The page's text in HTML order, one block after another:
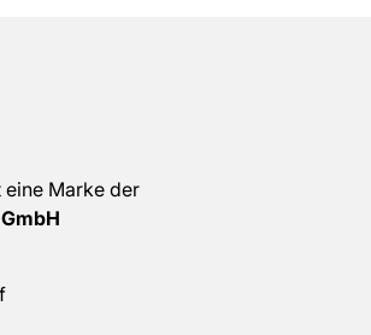
eine Marke der